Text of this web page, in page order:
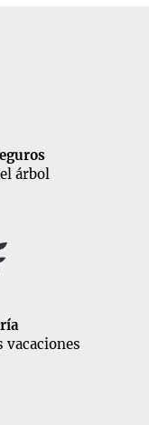
árbol
vacaciones